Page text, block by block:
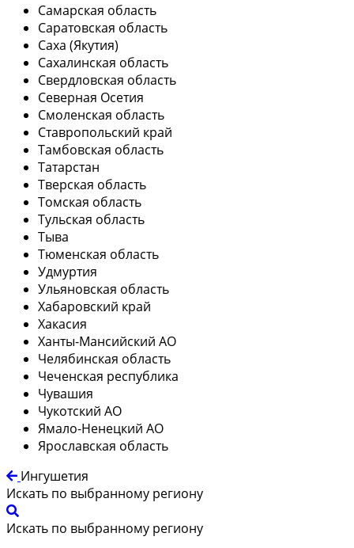
Самарская область
Саратовская область
Саха (Якутия)
Сахалинская область
Свердловская область
Северная Осетия
Смоленская область
Ставропольский край
Тамбовская область
Татарстан
Тверская область
Томская область
Тульская область
Тыва
Тюменская область
Удмуртия
Ульяновская область
Хабаровский край
Хакасия
Ханты-Мансийский АО
Челябинская область
Чеченская республика
Чувашия
Чукотский АО
Ямало-Ненецкий АО
Ярославская область
Ингушетия
Искать по выбранному региону
Искать по выбранному региону